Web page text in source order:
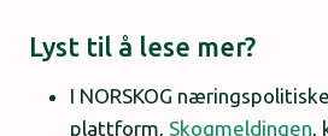
Lyst til å lese mer?
I NORSKOG næringspolitiske
plattform, Skogmeldingen,